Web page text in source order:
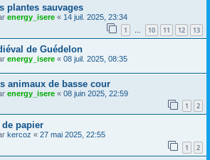
plantes sauvages
energy_isere « 14 juil. 2025, 23:34
1 … 10 11 12 13
de Guédelon
energy_isere « 08 juil. 2025, 08:35
animaux de basse cour
energy_isere « 08 juin 2025, 22:59
1 2
papier
kercoz « 27 mai 2025, 22:55
1 2